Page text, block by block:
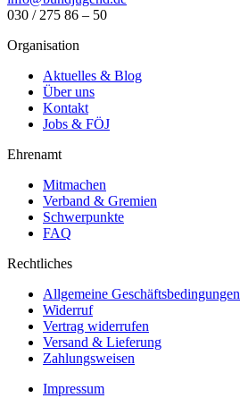
030 / 275 86 – 50
Organisation
Aktuelles & Blog
Über uns
Kontakt
Jobs & FÖJ
Ehrenamt
Mitmachen
Verband & Gremien
Schwerpunkte
FAQ
Rechtliches
Allgemeine Geschäftsbedingungen
Widerruf
Vertrag widerrufen
Versand & Lieferung
Zahlungsweisen
Impressum